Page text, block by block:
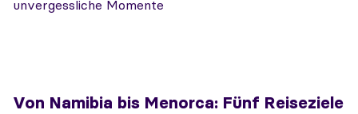
Von Namibia bis Menorca: Fünf Reiseziele